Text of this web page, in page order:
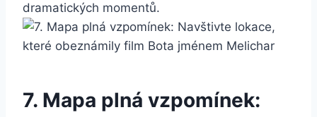
‌dramatických momentů.
7. ​Mapa⁣ plná vzpomínek: